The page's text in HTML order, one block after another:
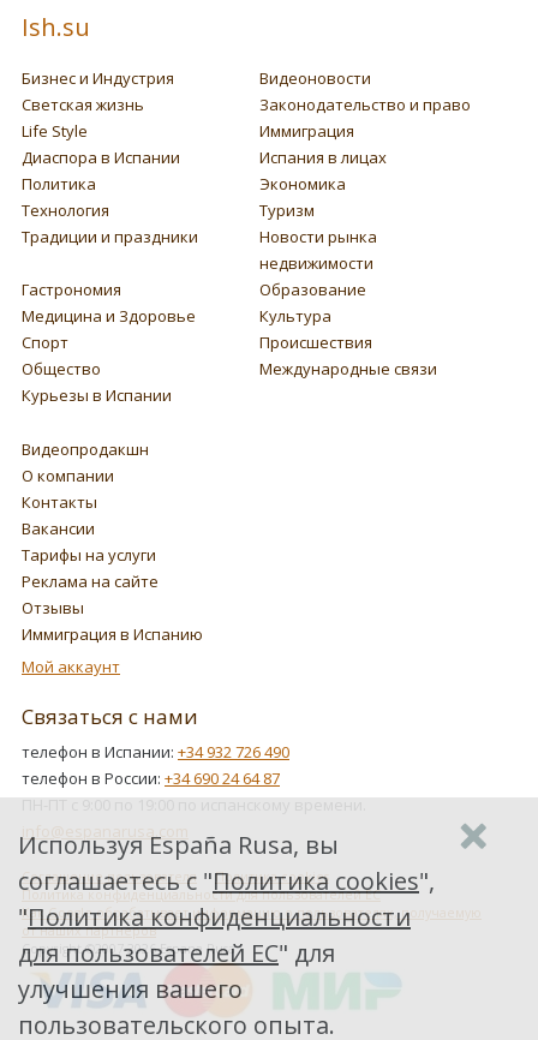
Ish.su
Бизнес и Индустрия
Видеоновости
Светская жизнь
Законодательство и право
Life Style
Иммиграция
Диаспора в Испании
Испания в лицах
Политика
Экономика
Технология
Туризм
Традиции и праздники
Новости рынка
недвижимости
Гастрономия
Образование
Медицина и Здоровье
Культура
Спорт
Происшествия
Общество
Международные связи
Курьезы в Испании
Видеопродакшн
О компании
Контакты
Вакансии
Тарифы на услуги
Реклама на сайте
Отзывы
Иммиграция в Испанию
Мой аккаунт
Связаться с нами
телефон в Испании: +34 932 726 490
телефон в России: +34 690 24 64 87
info@espanarusa.com
Соглашение пользователя
Политика cookies
Политика конфиденциальности для пользователей ЕС
Как Google обрабатывает информацию о пользователях, получаемую
от наших партнеров
Copyright ©2007-2026 Espana Rusa
Используя España Rusa, вы
соглашаетесь с "Политика cookies",
"Политика конфиденциальности
для пользователей ЕС" для
улучшения вашего
пользовательского опыта.